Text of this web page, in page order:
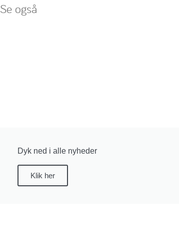
Se også
Dyk ned i alle nyheder
Klik her